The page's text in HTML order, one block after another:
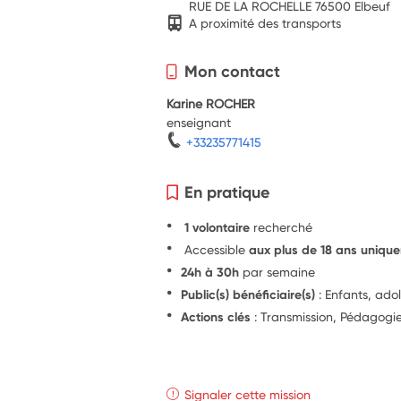
RUE DE LA ROCHELLE 76500 Elbeuf
A proximité des transports
Mon contact
Karine ROCHER
enseignant
+33235771415
En pratique
1 volontaire recherché
Accessibleaux plus de 18 ans
24h à 30h par semaine
Public(s) bénéficiaire(s) : Enfants,
Actions clés : Transmission,
Signaler cette mission